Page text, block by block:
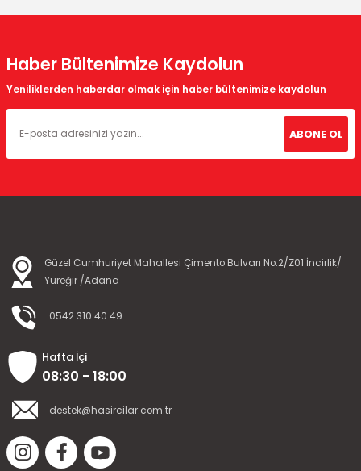
Haber Bültenimize Kaydolun
Yeniliklerden haberdar olmak için haber bültenimize kaydolun
ABONE OL
Güzel Cumhuriyet Mahallesi Çimento Bulvarı No:2/Z01 İncirlik/
Yüreğir /Adana
0542 310 40 49
Hafta İçi
08:30 - 18:00
destek@hasircilar.com.tr